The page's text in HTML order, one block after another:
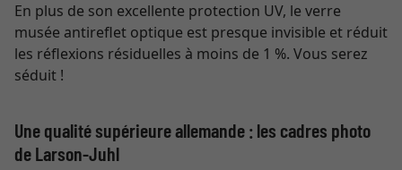
En plus de son excellente protection UV, le verre
musée antireflet optique est presque invisible et réduit
les réflexions résiduelles à moins de 1 %. Vous serez
séduit !
Une qualité supérieure allemande : les cadres photo
de Larson-Juhl